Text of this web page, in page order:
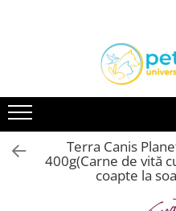
Toate Produsele
ACCESORII
Hamuri
Lese
Terra Canis
400g(Carne de vită
coapte la